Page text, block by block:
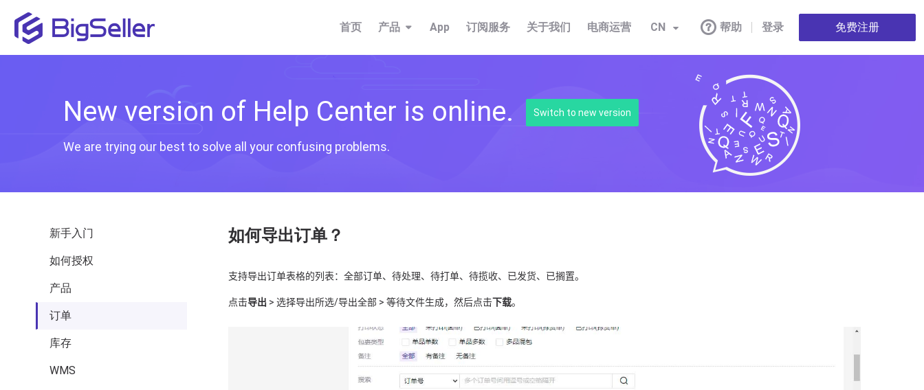
免费注册
登录
帮助
CN
电商运营
关于我们
订阅服务
App
产品
首页
New version of Help Center is online. Switch to new version
We are trying our best to solve all your confusing problems.
新手入门
如何授权
产品
订单
库存
WMS
如何导出订单？